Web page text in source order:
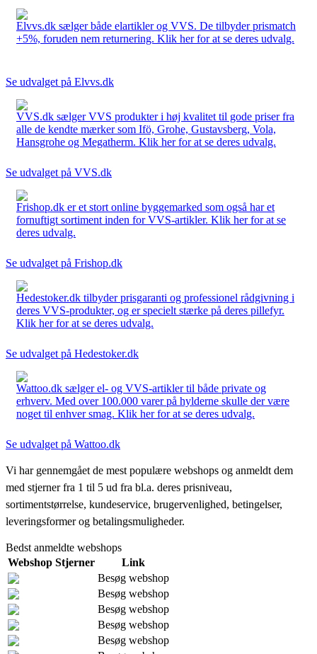
Elvvs.dk sælger både elartikler og VVS. De tilbyder prismatch
+5%, foruden nem returnering. Klik her for at se deres udvalg.
Se udvalget på Elvvs.dk
VVS.dk sælger VVS produkter i høj kvalitet til gode priser fra
alle de kendte mærker som Ifö, Grohe, Gustavsberg, Vola,
Hansgrohe og Megatherm. Klik her for at se deres udvalg.
Se udvalget på VVS.dk
Frishop.dk er et stort online byggemarked som også har et
fornuftigt sortiment inden for VVS-artikler. Klik her for at se
deres udvalg.
Se udvalget på Frishop.dk
Hedestoker.dk tilbyder prisgaranti og professionel rådgivning i
deres VVS-produkter, og er specielt stærke på deres pillefyr.
Klik her for at se deres udvalg.
Se udvalget på Hedestoker.dk
Wattoo.dk sælger el- og VVS-artikler til både private og
erhverv. Med over 100.000 varer på hylderne skulle der være
noget til enhver smag. Klik her for at se deres udvalg.
Se udvalget på Wattoo.dk
Vi har gennemgået de mest populære webshops og anmeldt dem
med stjerner fra 1 til 5 ud fra bl.a. deres prisniveau,
sortimentstørrelse, kundeservice, brugervenlighed, betingelser,
leveringsformer og betalingsmuligheder.
Bedst anmeldte webshops
Webshop Stjerner
Link
Besøg webshop
Besøg webshop
Besøg webshop
Besøg webshop
Besøg webshop